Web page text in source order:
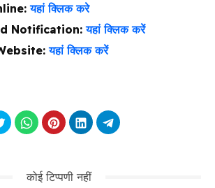
यहां क्लिक करे
Notification:यहां क्लिक करें
यहां क्लिक करें
कोई टिप्पणी नहीं